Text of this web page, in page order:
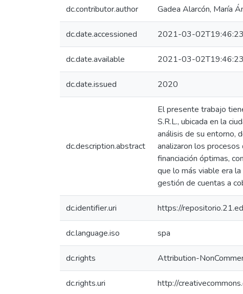
dc.contributor.author Gadea Alarcón, María
dc.date.accessioned 2021-03-
dc.date.available 2021-03-
dc.date.issued 2020
dc.description.abstract
El presente trabajo
S.R.L., ubicada en la
análisis de su entorno,
analizaron los
financiación óptimas,
que lo más viable era
gestión de cuentas a
dc.identifier.uri https://
dc.language.iso spa
dc.rights Attribution-
dc.rights.uri http://